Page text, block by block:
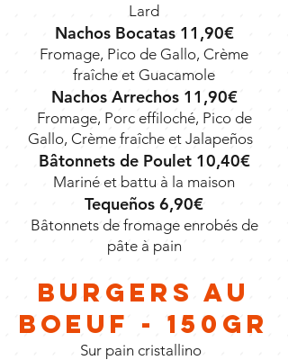
Lard
Nachos Bocatas 11,90€
Fromage, Pico de Gallo, Crème
fraîche et Guacamole
Nachos Arrechos 11,90€
Fromage, Porc effiloché, Pico de
Gallo, Crème fraîche et Jalapeños
Bâtonnets de Poulet 10,40€
Mariné et battu à la maison
Tequeños 6,90€
Bâtonnets de fromage enrobés de
pâte à pain
Burgers au
boeuf - 150gr
Sur pain cristallino